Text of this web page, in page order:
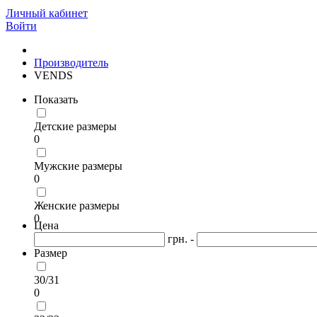
Личный кабинет
Войти
Производитель
VENDS
Показать
Детские размеры
0
Мужские размеры
0
Женские размеры
0
Цена
грн. -
Размер
30/31
0